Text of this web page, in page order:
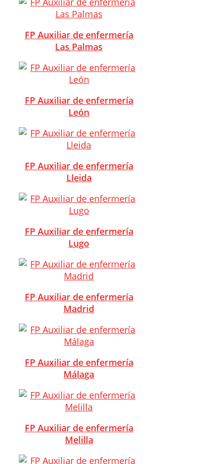
FP Auxiliar de enfermería
Las Palmas
FP Auxiliar de enfermería
León
FP Auxiliar de enfermería
Lleida
FP Auxiliar de enfermería
Lugo
FP Auxiliar de enfermería
Madrid
FP Auxiliar de enfermería
Málaga
FP Auxiliar de enfermería
Melilla